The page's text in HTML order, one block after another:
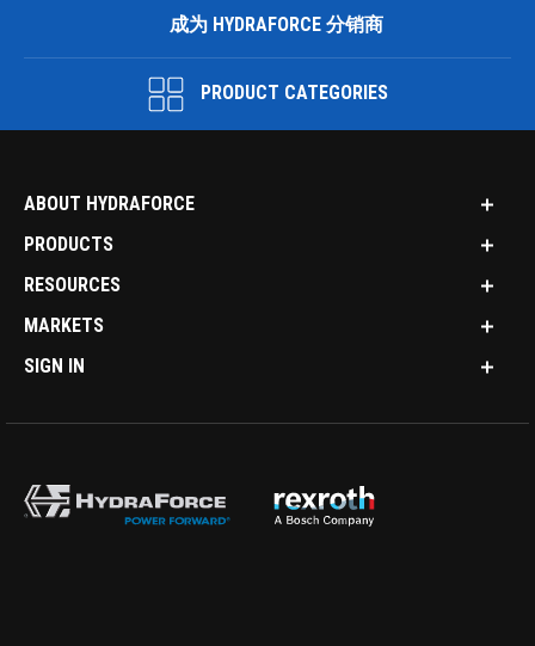
成为 HYDRAFORCE 分销商
PRODUCT CATEGORIES
ABOUT HYDRAFORCE
PRODUCTS
RESOURCES
MARKETS
SIGN IN